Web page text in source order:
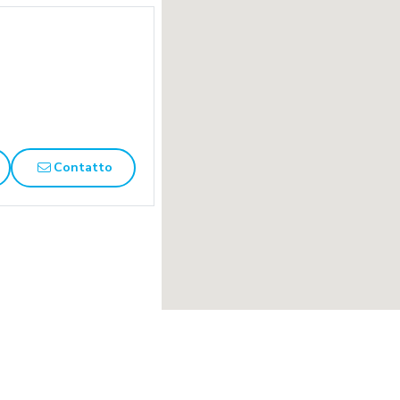
Contatto